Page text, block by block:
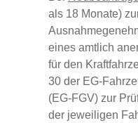
als 18 Monate)
eines amtlich
für den
30 der EG-
(EG-FGV) zur
der jeweiligen